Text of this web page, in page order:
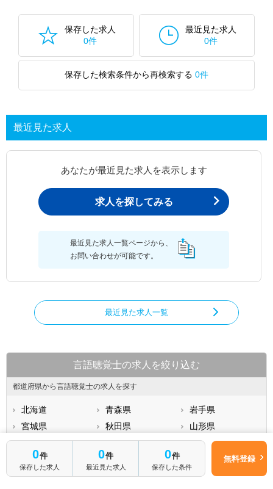
保存した求人
0件
最近見た求人
0件
保存した検索条件から再検索する 0件
最近見た求人
あなたが最近見た求人を表示します
求人を探してみる
最近見た求人一覧ページから、
お問い合わせが可能です。
最近見た求人一覧
0件
保存した求人
0件
最近見た求人
0件
保存した条件
無料登録
言語聴覚士の求人を絞り込む
都道府県から言語聴覚士の求人を探す
北海道 青森県
岩手県
宮城県
秋田県
山形県
福島県
茨城県
栃木県
群馬県
埼玉県
東京都
神奈川県
新潟県
もっと見る